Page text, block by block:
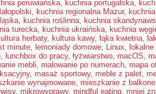
peruwiańska, kuchnia portugalska,
, kuchnia regionalna Mazur,
, kuchnia roślinna, kuchnia
turecka, kuchnia ukraińska, kuchnia
herbaty, kultura kawy, łąka kwietna,
minute, lemoniady domowe, Linux,
, lunchbox do pracy, łyżwiarstwo, macOS,
mebli, malowanie po numerach, mapa
, masaż sportowy, meble z palet,
wynajmowane, mieszkanie z
, mikrowyprawy, mindful eating, mniej